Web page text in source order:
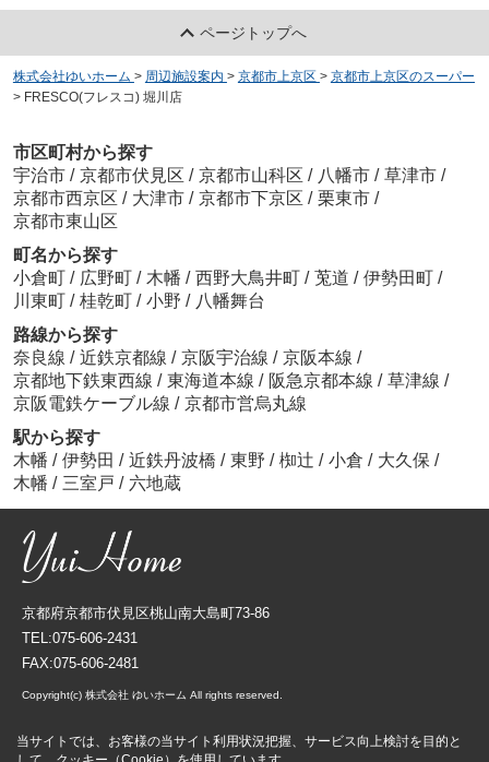
ページトップへ
株式会社ゆいホーム > 周辺施設案内 > 京都市上京区 > 京都市上京区のスーパー
> FRESCO(フレスコ) 堀川店
市区町村から探す
宇治市 / 京都市伏見区 / 京都市山科区 / 八幡市 / 草津市 /
京都市西京区 / 大津市 / 京都市下京区 / 栗東市 /
京都市東山区
町名から探す
小倉町 / 広野町 / 木幡 / 西野大鳥井町 / 莵道 / 伊勢田町 /
川東町 / 桂乾町 / 小野 / 八幡舞台
路線から探す
奈良線 / 近鉄京都線 / 京阪宇治線 / 京阪本線 /
京都地下鉄東西線 / 東海道本線 / 阪急京都本線 / 草津線 /
京阪電鉄ケーブル線 / 京都市営烏丸線
駅から探す
木幡 / 伊勢田 / 近鉄丹波橋 / 東野 / 椥辻 / 小倉 / 大久保 /
木幡 / 三室戸 / 六地蔵
京都府京都市伏見区桃山南大島町73-86
TEL:075-606-2431
FAX:075-606-2481
Copyright(c) 株式会社 ゆいホーム All rights reserved.
当サイトでは、お客様の当サイト利用状況把握、サービス向上検討を目的と